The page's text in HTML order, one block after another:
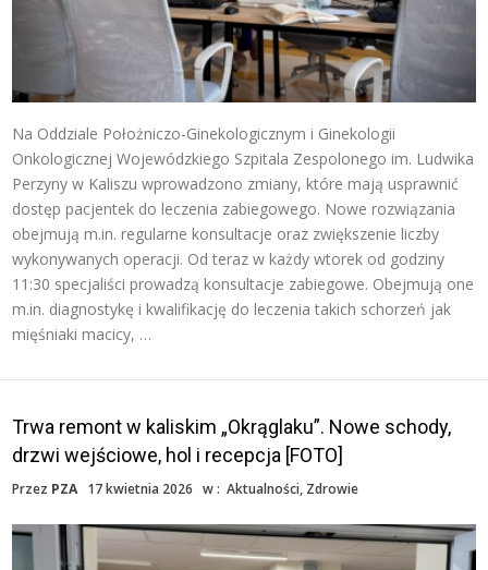
Na Oddziale Położniczo-Ginekologicznym i Ginekologii
Onkologicznej Wojewódzkiego Szpitala Zespolonego im. Ludwika
Perzyny w Kaliszu wprowadzono zmiany, które mają usprawnić
dostęp pacjentek do leczenia zabiegowego. Nowe rozwiązania
obejmują m.in. regularne konsultacje oraz zwiększenie liczby
wykonywanych operacji. Od teraz w każdy wtorek od godziny
11:30 specjaliści prowadzą konsultacje zabiegowe. Obejmują one
m.in. diagnostykę i kwalifikację do leczenia takich schorzeń jak
mięśniaki macicy, …
Trwa remont w kaliskim „Okrąglaku”. Nowe schody,
drzwi wejściowe, hol i recepcja [FOTO]
Przez PZA 17 kwietnia 2026 w :Aktualności, Zdrowie